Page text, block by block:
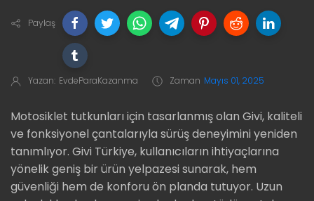
Paylaş
Yazan: EvdeParaKazanma Zaman Mayıs 01, 2025
Motosiklet tutkunları için tasarlanmış olan Givi, kaliteli
ve fonksiyonel çantalarıyla sürüş deneyimini yeniden
tanımlıyor. Givi Türkiye, kullanıcıların ihtiyaçlarına
yönelik geniş bir ürün yelpazesi sunarak, hem
güvenliği hem de konforu ön planda tutuyor. Uzun